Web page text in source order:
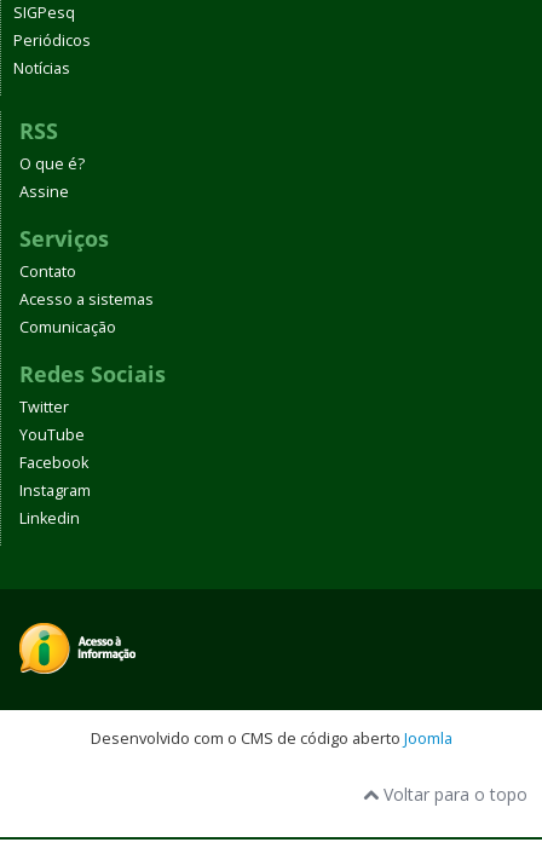
SIGPesq
Periódicos
Notícias
RSS
O que é?
Assine
Serviços
Contato
Acesso a sistemas
Comunicação
Redes Sociais
Twitter
YouTube
Facebook
Instagram
Linkedin
Desenvolvido com o CMS de código aberto Joomla
Voltar para o topo